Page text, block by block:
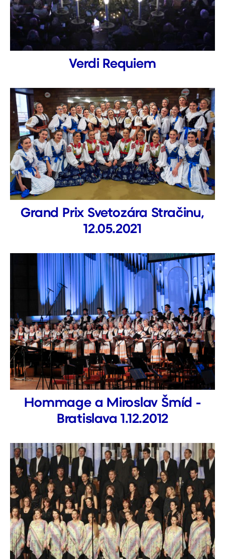
Verdi Requiem
Grand Prix Svetozára Stračinu,
12.05.2021
Hommage a Miroslav Šmíd -
Bratislava 1.12.2012